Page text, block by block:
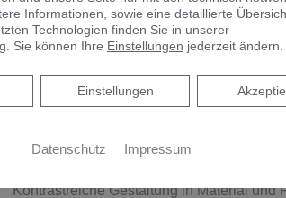
Schwellenlose Türen die nach außen
Einstiegsbreite
Rutschhemmende Fliesen
Waschtisch flach und unterfahrbar, Höhe
Halte-, Stütz- und Klappgriffe,
Behindertengerechte Dusche:
Kontrastreiche Gestaltung in Material und
Informationen, sowie eine detaillierte
Technologien finden Sie in unserer
. Sie können Ihre Einstellungen jederzeit ändern.
Einstellungen
Datenschutz Impressum